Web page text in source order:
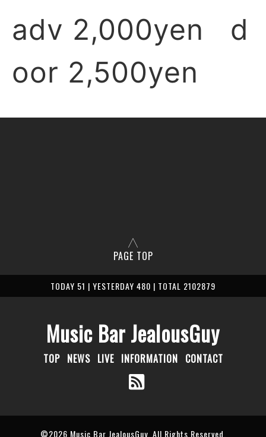
adv 2,000yen d
oor 2,500yen
PAGE TOP
TODAY 51 | YESTERDAY 480 | TOTAL 2102879
Music Bar JealousGuy
TOP NEWS LIVE INFORMATION CONTACT
©2026 Music Bar JealousGuy. All Rights Reserved.